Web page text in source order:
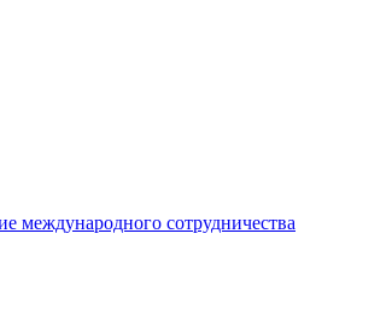
международного сотрудничества